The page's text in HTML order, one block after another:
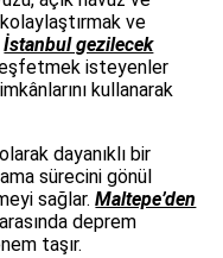
ve
İstanbul gezilecek
isteyenler
kullanarak
dayanıklı bir
sürecini gönül
sağlar.Maltepe’den
arasında deprem
taşır.